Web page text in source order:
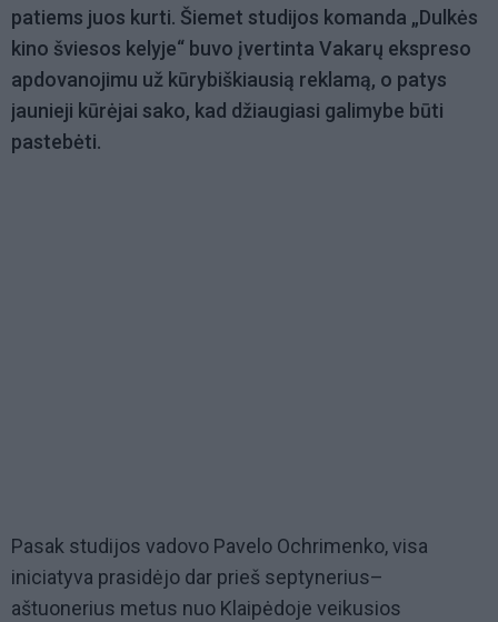
patiems juos kurti. Šiemet studijos komanda „Dulkės
kino šviesos kelyje“ buvo įvertinta Vakarų ekspreso
apdovanojimu už kūrybiškiausią reklamą, o patys
jaunieji kūrėjai sako, kad džiaugiasi galimybe būti
pastebėti.
Pasak studijos vadovo Pavelo Ochrimenko, visa
iniciatyva prasidėjo dar prieš septynerius–
aštuonerius metus nuo Klaipėdoje veikusios